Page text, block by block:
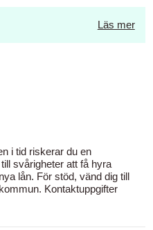
Läs mer
i tid riskerar du en
svårigheter att få hyra
lån. För stöd, vänd dig till
Kontaktuppgifter